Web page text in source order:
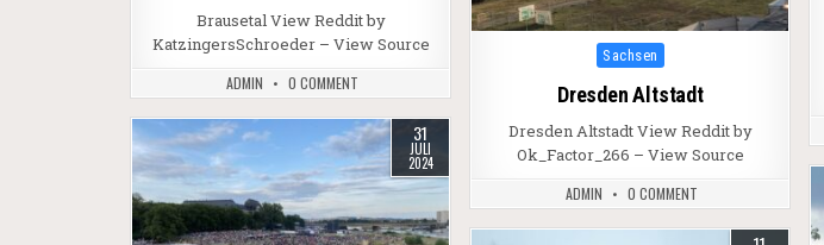
Brausetal View Reddit by
KatzingersSchroeder – View Source
ADMIN 0 COMMENT
Posted in
Sachsen
Dresden Altstadt
Dresden Altstadt View Reddit by
Ok_Factor_266 – View Source
ADMIN 0 COMMENT
31
JULI
2024